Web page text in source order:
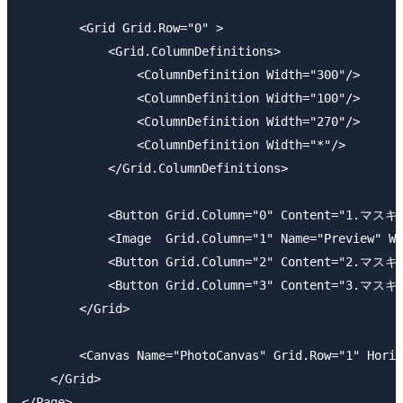
        <Grid Grid.Row="0" >
            <Grid.ColumnDefinitions>
                <ColumnDefinition Width="300"/>
                <ColumnDefinition Width="100"/>
                <ColumnDefinition Width="270"/>
                <ColumnDefinition Width="*"/>
            </Grid.ColumnDefinitions>
<Button Grid.Column="0" Content="1.マス
<Image  Grid.Column="1" Name="Preview"
<Button Grid.Column="2" Content="2.マスキ
<Button Grid.Column="3" Content="3.マス
        </Grid>
<Canvas Name="PhotoCanvas" Grid.Row="1"
    </Grid>